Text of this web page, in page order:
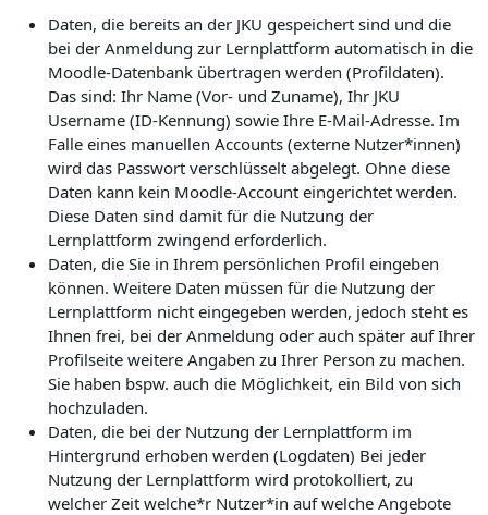
Daten, die bereits an der JKU gespeichert sind und die
bei der Anmeldung zur Lernplattform automatisch in die
Moodle-Datenbank übertragen werden (Profildaten).
Das sind: Ihr Name (Vor- und Zuname), Ihr JKU
Username (ID-Kennung) sowie Ihre E-Mail-Adresse. Im
Falle eines manuellen Accounts (externe Nutzer*innen)
wird das Passwort verschlüsselt abgelegt. Ohne diese
Daten kann kein Moodle-Account eingerichtet werden.
Diese Daten sind damit für die Nutzung der
Lernplattform zwingend erforderlich.
Daten, die Sie in Ihrem persönlichen Profil eingeben
können. Weitere Daten müssen für die Nutzung der
Lernplattform nicht eingegeben werden, jedoch steht es
Ihnen frei, bei der Anmeldung oder auch später auf Ihrer
Profilseite weitere Angaben zu Ihrer Person zu machen.
Sie haben bspw. auch die Möglichkeit, ein Bild von sich
hochzuladen.
Daten, die bei der Nutzung der Lernplattform im
Hintergrund erhoben werden (Logdaten) Bei jeder
Nutzung der Lernplattform wird protokolliert, zu
welcher Zeit welche*r Nutzer*in auf welche Angebote